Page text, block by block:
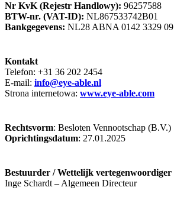
Nr KvK (Rejestr Handlowy): 96257588
BTW-nr. (VAT-ID): NL867533742B01
Bankgegevens: NL28 ABNA 0142 3329 09
Kontakt
Telefon: +31 36 202 2454
E-mail: info@eye-able.nl
Strona internetowa: www.eye-able.com
Rechtsvorm: Besloten Vennootschap (B.V.)
Oprichtingsdatum: 27.01.2025
Bestuurder / Wettelijk vertegenwoordiger
Inge Schardt – Algemeen Directeur